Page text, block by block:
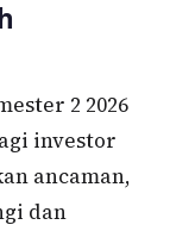
2 2026
investor
ancaman,
dan